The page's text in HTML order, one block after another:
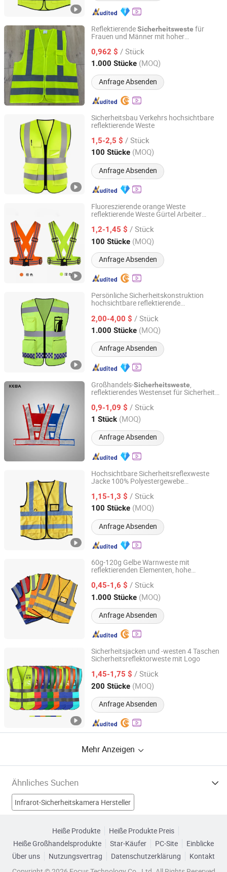
ReflektierendeSicherheitsweste für
Frauen und Männer mit hoher
Reißverschluss vorne entspricht
0,962 $ / Stück
1.000 Stücke (MOQ)
Anfrage Absenden
Anhui Guohong Industrial and Trading Co., Ltd.
Anhui, China Seit 2015
Sicherheitsbau Verkehrs hochsichtbare
reflektierende Weste
1,5-2,5 $ / Stück
100 Stücke (MOQ)
Anfrage Absenden
Jiangsu Crown Police Equipment Manufacturing Co., Ltd.
Jiangsu, China Seit 2022
Fluoreszierende orange Weste
reflektierende Weste Gürtel Arbeiter
Fahrrad
1,2-1,45 $ / Stück
100 Stücke (MOQ)
Anfrage Absenden
Henan Chiwai International Trade Co., Ltd.
Henan, China Seit 2024
Persönliche Sicherheitskonstruktion
hochsichtbare reflektierende
2,00-4,00 $ / Stück
1.000 Stücke (MOQ)
Anfrage Absenden
Shandong Safebuild Traffic Facilities Co., Ltd.
Shandong, China Seit 2021
Großhandels-Sicherheitsweste
reflektierendes Westenset für Sicherheit
0,9-1,09 $ / Stück
1 Stück (MOQ)
Anfrage Absenden
Xinxiang Panwei Protection Technology Co., Ltd.
Henan, China Seit 2026
Hochsichtbare Sicherheitsreflexweste
Jacke 100% Polyestergewebe
1,15-1,3 $ / Stück
100 Stücke (MOQ)
Anfrage Absenden
Wenzhou Xiangying Reflective Materials Science
Technology Co., Ltd.
Zhejiang, China Seit 2017
60g-120g Gelbe Warnweste mit
reflektierenden Elementen, hohe
0,45-1,6 $ / Stück
1.000 Stücke (MOQ)
Anfrage Absenden
Anhui Guohong Industrial and Trading Co., Ltd.
Anhui, China Seit 2015
Sicherheitsjacken und -westen 4 Taschen
Sicherheitsreflektorweste mit Logo
1,45-1,75 $ / Stück
200 Stücke (MOQ)
Anfrage Absenden
Henan Chiwai International Trade Co., Ltd.
Henan, China Seit 2024
Mehr Anzeigen
Ähnliches Suchen
Infrarot-Sicherheitskamera Hersteller
Pc-Sicherheitskarte Hersteller
Heiße Produkte
Heiße Produkte Preis
Heiße Großhandelsprodukte
Star-Käufer PC-Site
Einblicke
Über uns
Nutzungsvertrag Datenschutzerklärung
Kontakt